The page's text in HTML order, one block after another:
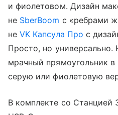
и фиолетовом. Дизайн
не SberBoom с «ребрами
неVK Капсула Про с
Просто, но универсально.
мрачный прямоугольник
серую или фиолетовую
В комплекте со Станцией